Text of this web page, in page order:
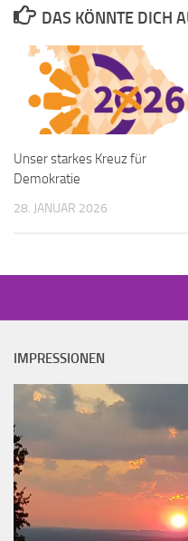
DAS KÖNNTE DICH
Unser starkes Kreuz für
Demokratie
28. JANUAR 2026
IMPRESSIONEN